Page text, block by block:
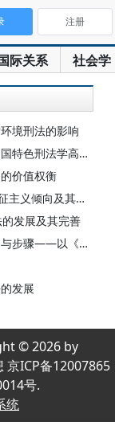
际关系 社会学
注册
境刑法的影响
学高质量发展论纲
价值权衡
义倾向及其规避
发展及其完善
《刑法修正案（九
发展
© 2026 by
ICP备12007865
号.
统